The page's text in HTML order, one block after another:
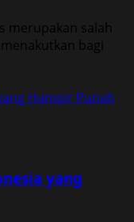
merupakan salah
bagi
Hampir Punah
yang